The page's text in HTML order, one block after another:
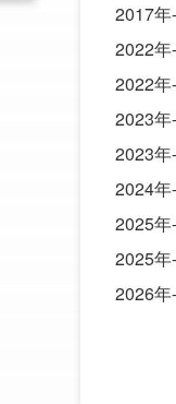
2017
2022
2022
2023
2023
2024
2025
2025
2026